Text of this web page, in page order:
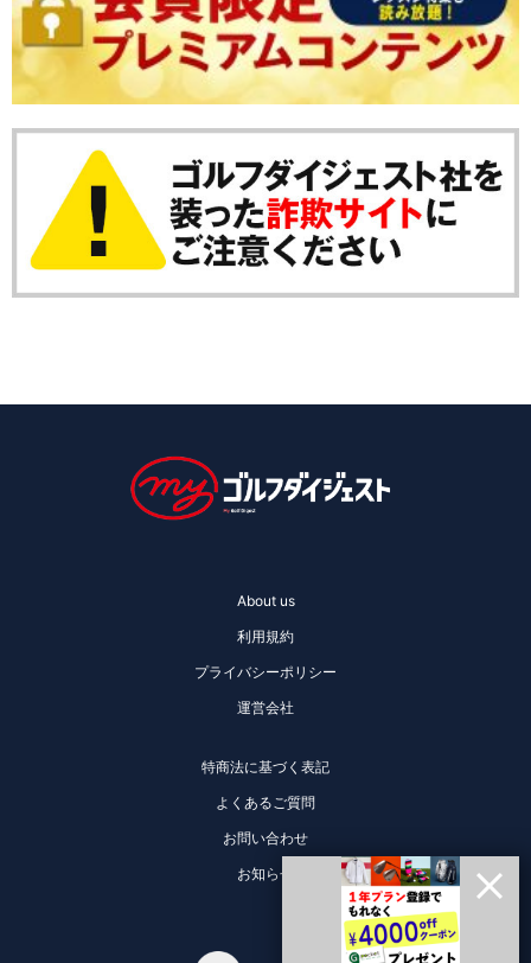
About us
利用規約
プライバシーポリシー
運営会社
特商法に基づく表記
よくあるご質問
お問い合わせ
お知らせ